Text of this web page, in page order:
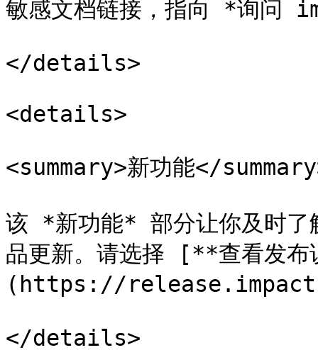
敏感文档链接，指向 *询问
</details>
<details>
<summary>新功能</
该 *新功能* 部分让你及时
品更新。请选择 [**查看发
(https://
</details>